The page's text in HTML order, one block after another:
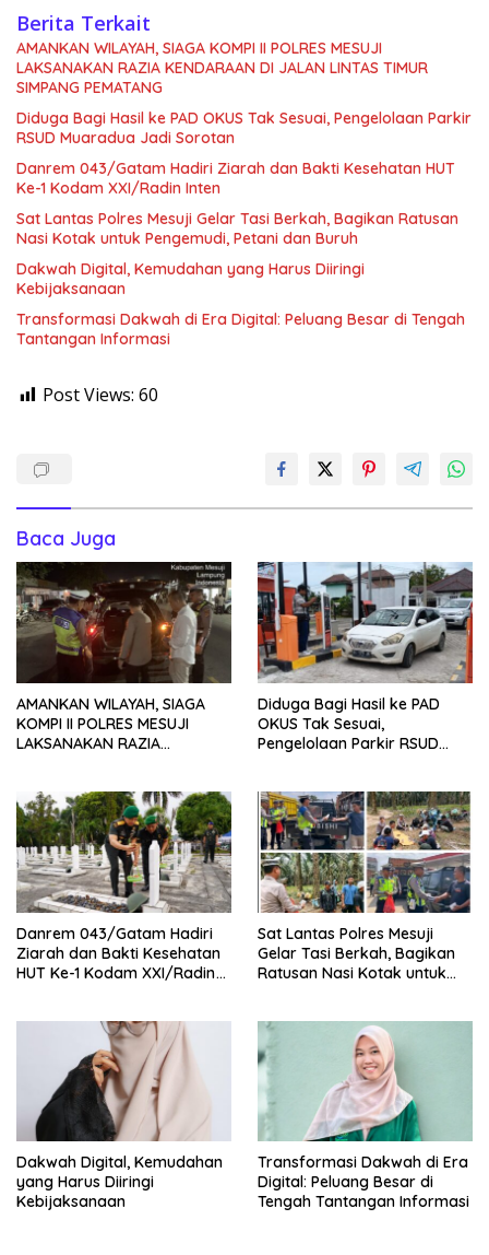
Berita Terkait
AMANKAN WILAYAH, SIAGA KOMPI II POLRES MESUJI
LAKSANAKAN RAZIA KENDARAAN DI JALAN LINTAS TIMUR
SIMPANG PEMATANG
Diduga Bagi Hasil ke PAD OKUS Tak Sesuai, Pengelolaan Parkir
RSUD Muaradua Jadi Sorotan
Danrem 043/Gatam Hadiri Ziarah dan Bakti Kesehatan HUT
Ke-1 Kodam XXI/Radin Inten
Sat Lantas Polres Mesuji Gelar Tasi Berkah, Bagikan Ratusan
Nasi Kotak untuk Pengemudi, Petani dan Buruh
Dakwah Digital, Kemudahan yang Harus Diiringi
Kebijaksanaan
Transformasi Dakwah di Era Digital: Peluang Besar di Tengah
Tantangan Informasi
Post Views: 60
Baca Juga
AMANKAN WILAYAH, SIAGA
KOMPI II POLRES MESUJI
LAKSANAKAN RAZIA
Diduga Bagi Hasil ke PAD
OKUS Tak Sesuai,
Pengelolaan Parkir RSUD
Danrem 043/Gatam Hadiri
Ziarah dan Bakti Kesehatan
HUT Ke-1 Kodam XXI/Radin
Sat Lantas Polres Mesuji
Gelar Tasi Berkah, Bagikan
Ratusan Nasi Kotak untuk
Dakwah Digital, Kemudahan
yang Harus Diiringi
Kebijaksanaan
Transformasi Dakwah di Era
Digital: Peluang Besar di
Tengah Tantangan Informasi